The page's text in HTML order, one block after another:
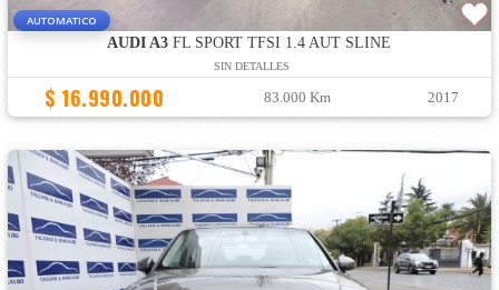
AUTOMATICO
AUDI A3 FL SPORT TFSI 1.4 AUT SLINE
SIN DETALLES
$ 16.990.000 83.000 Km 2017